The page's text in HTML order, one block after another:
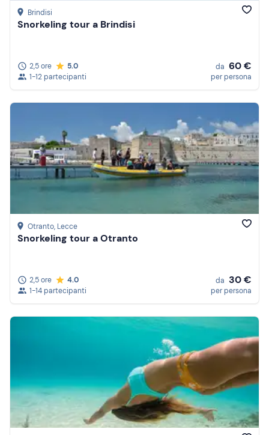
Brindisi
Snorkeling tour a Brindisi
2,5 ore
5.0
1-12 partecipanti
da 60 €
per persona
Otranto, Lecce
Snorkeling tour a Otranto
2,5 ore
4.0
1-14 partecipanti
da 30 €
per persona